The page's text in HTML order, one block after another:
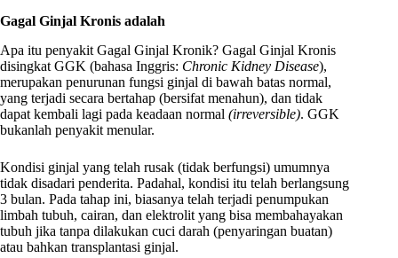
Gagal Ginjal Kronis adalah
Apa itu penyakit Gagal Ginjal Kronik? Gagal Ginjal Kronis
disingkat GGK (bahasa Inggris: Chronic Kidney Disease),
merupakan penurunan fungsi ginjal di bawah batas normal,
yang terjadi secara bertahap (bersifat menahun), dan tidak
dapat kembali lagi pada keadaan normal (irreversible). GGK
bukanlah penyakit menular.
Kondisi ginjal yang telah rusak (tidak berfungsi) umumnya
tidak disadari penderita. Padahal, kondisi itu telah berlangsung
3 bulan. Pada tahap ini, biasanya telah terjadi penumpukan
limbah tubuh, cairan, dan elektrolit yang bisa membahayakan
tubuh jika tanpa dilakukan cuci darah (penyaringan buatan)
atau bahkan transplantasi ginjal.